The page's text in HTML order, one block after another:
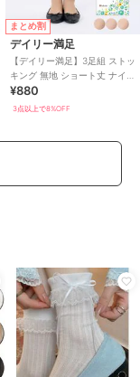
まとめ割
デイリー満足
【デイリー満足】3足組 ストッ
キング 無地 ショート丈 ナイロ
ンゾッキ 抗菌防臭 つま先シア
ー補強
¥880
3点以上で8%OFF